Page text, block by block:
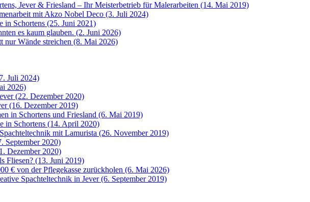
Jever & Friesland – Ihr Meisterbetrieb für Malerarbeiten (14. Mai 2019)
mit Akzo Nobel Deco (3. Juli 2024)
in Schortens (25. Juni 2021)
es kaum glauben. (2. Juni 2026)
nur Wände streichen (8. Mai 2026)
Juli 2024)
2026)
(22. Dezember 2020)
(16. Dezember 2019)
in Schortens und Friesland (6. Mai 2019)
in Schortens (14. April 2020)
mit Lamurista (26. November 2019)
September 2020)
Dezember 2020)
Fliesen? (13. Juni 2019)
€ von der Pflegekasse zurückholen (6. Mai 2026)
Spachteltechnik in Jever (6. September 2019)